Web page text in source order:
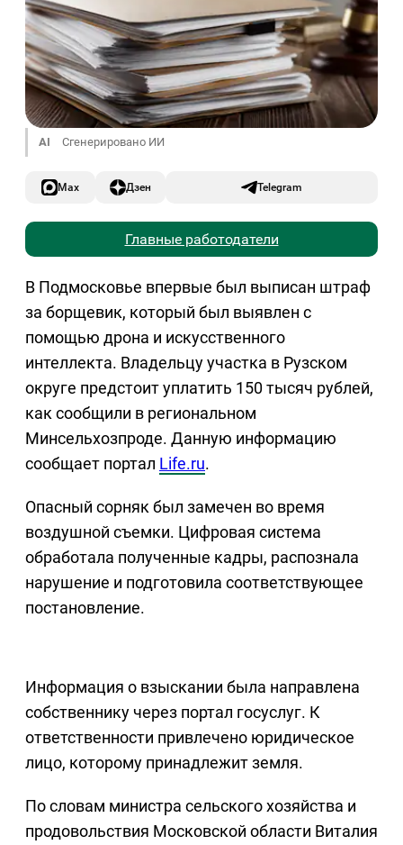
AI Сгенерировано ИИ
Max Дзен Telegram
Главные работодатели
В Подмосковье впервые был выписан штраф
за борщевик, который был выявлен с
помощью дрона и искусственного
интеллекта. Владельцу участка в Рузском
округе предстоит уплатить 150 тысяч рублей,
как сообщили в региональном
Минсельхозпроде. Данную информацию
сообщает портал Life.ru.
Опасный сорняк был замечен во время
воздушной съемки. Цифровая система
обработала полученные кадры, распознала
нарушение и подготовила соответствующее
постановление.
Информация о взыскании была направлена
собственнику через портал госуслуг. К
ответственности привлечено юридическое
лицо, которому принадлежит земля.
По словам министра сельского хозяйства и
продовольствия Московской области Виталия